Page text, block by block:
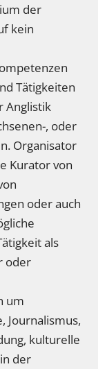
der
kein
Tätigkeiten
Anglistik
, oder
Organisator
Kurator von
oder auch
als
oder
um
Journalismus,
kulturelle
der